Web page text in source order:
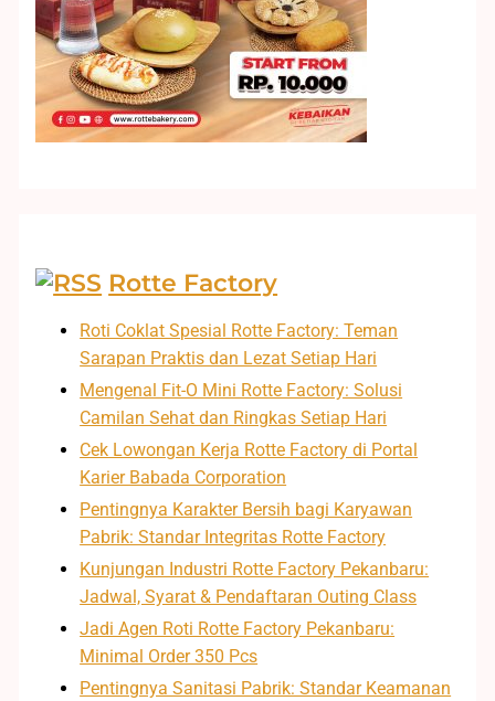
Rotte Factory
Roti Coklat Spesial Rotte Factory: Teman
Sarapan Praktis dan Lezat Setiap Hari
Mengenal Fit-O Mini Rotte Factory: Solusi
Camilan Sehat dan Ringkas Setiap Hari
Cek Lowongan Kerja Rotte Factory di Portal
Karier Babada Corporation
Pentingnya Karakter Bersih bagi Karyawan
Pabrik: Standar Integritas Rotte Factory
Kunjungan Industri Rotte Factory Pekanbaru:
Jadwal, Syarat & Pendaftaran Outing Class
Jadi Agen Roti Rotte Factory Pekanbaru:
Minimal Order 350 Pcs
Pentingnya Sanitasi Pabrik: Standar Keamanan